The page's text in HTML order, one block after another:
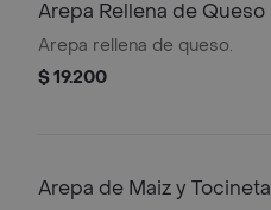
Arepa Rellena de Queso
Arepa rellena de queso.
$ 19.200
Arepa de Maiz y Tocineta